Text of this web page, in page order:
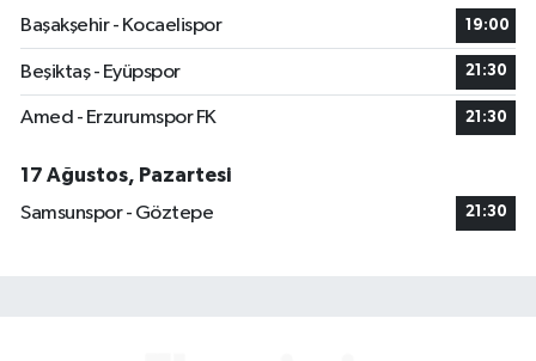
Başakşehir - Kocaelispor
19:00
Beşiktaş - Eyüpspor 21:30
Amed - Erzurumspor FK 21:30
17 Ağustos, Pazartesi
Samsunspor - Göztepe
21:30